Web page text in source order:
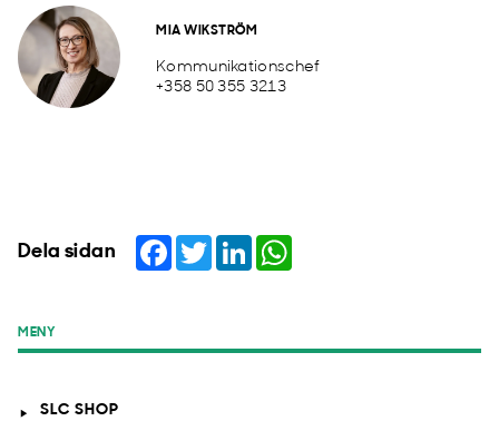
MIA WIKSTRÖM
Kommunikationschef
+358 50 355 3213
Dela sidan Facebook
TwitterLinkedIn
MENY
SLC SHOP